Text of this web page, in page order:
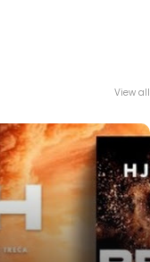
View all